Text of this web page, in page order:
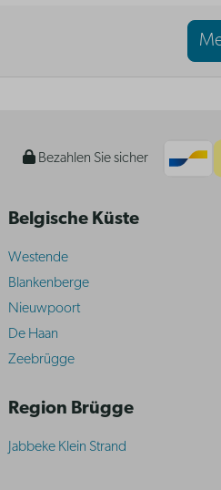
Bezahlen Sie sicher
Belgische Küste
Westende
Blankenberge
Nieuwpoort
De Haan
Zeebrügge
Region Brügge
Jabbeke Klein Strand